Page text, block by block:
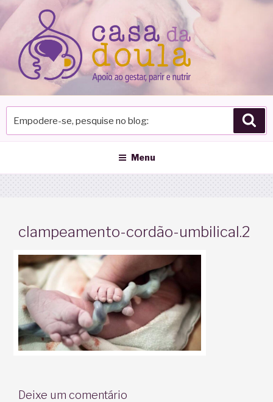
Pular
para
conteúdo
pesquise
blog
Menu
clampeamento-cordão-umbilical.2
Deixe um comentário